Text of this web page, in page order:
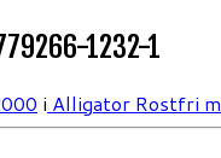
1232-1
i Alligator Rostfri